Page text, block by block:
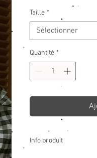
Taille *
Sélectionner
Quantité *
Info produit